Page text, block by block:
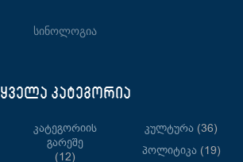
სინოლოგია
ყველა კატეგორია
Კატეგორიის
Გარეშე
(12)
Კულტურა (36)
Პოლიტიკა(19)